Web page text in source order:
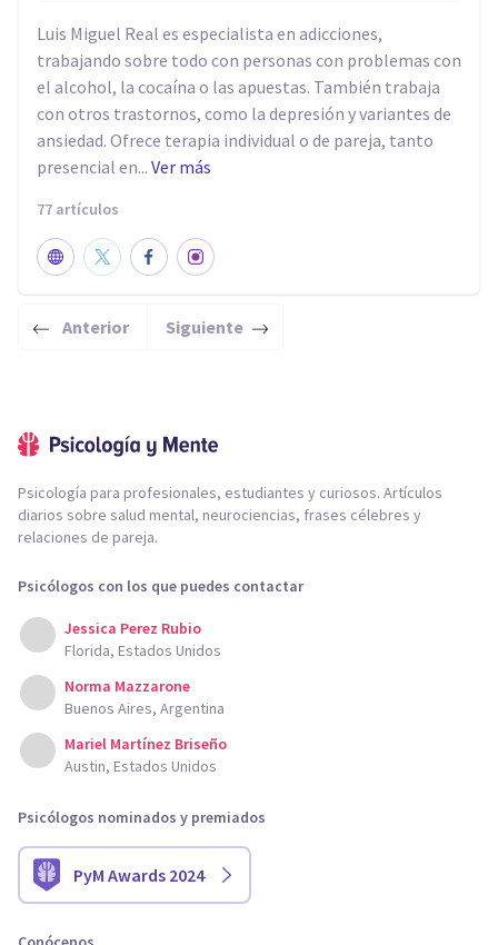
Luis Miguel Real es especialista en adicciones,
trabajando sobre todo con personas con problemas con
el alcohol, la cocaína o las apuestas. También trabaja
con otros trastornos, como la depresión y variantes de
ansiedad. Ofrece terapia individual o de pareja, tanto
presencial en... Ver más
77 artículos
Anterior Siguiente
Psicología para profesionales, estudiantes y curiosos. Artículos
diarios sobre salud mental, neurociencias, frases célebres y
relaciones de pareja.
Psicólogos con los que puedes contactar
Jessica Perez Rubio
Florida, Estados Unidos
Norma Mazzarone
Buenos Aires, Argentina
Mariel Martínez Briseño
Austin, Estados Unidos
Psicólogos nominados y premiados
PyM Awards 2024